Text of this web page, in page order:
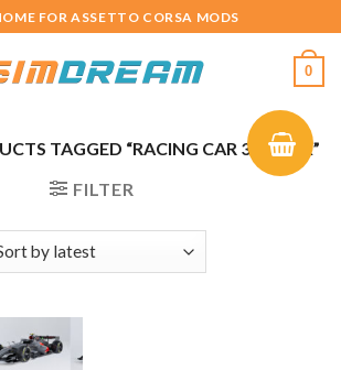
FOR ASSETTO CORSA MODS
0
TAGGED “RACING CAR 3D PACK”
FILTER